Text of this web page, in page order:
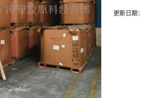
更新日期：